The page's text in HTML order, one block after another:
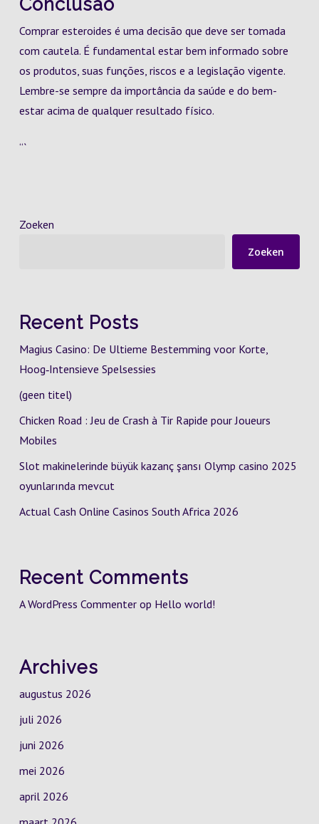
Conclusão
Comprar esteroides é uma decisão que deve ser tomada
com cautela. É fundamental estar bem informado sobre
os produtos, suas funções, riscos e a legislação vigente.
Lembre-se sempre da importância da saúde e do bem-
estar acima de qualquer resultado físico.
“`
Zoeken
Zoeken
Recent Posts
Magius Casino: De Ultieme Bestemming voor Korte,
Hoog‑Intensieve Spelsessies
(geen titel)
Chicken Road : Jeu de Crash à Tir Rapide pour Joueurs
Mobiles
Slot makinelerinde büyük kazanç şansı Olymp casino 2025
oyunlarında mevcut
Actual Cash Online Casinos South Africa 2026
Recent Comments
A WordPress Commenterop Hello world!
Archives
augustus 2026
juli 2026
juni 2026
mei 2026
april 2026